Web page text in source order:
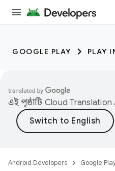
GOOGLE PLAY PLAY
এই পৃষ্ঠাটি Cloud Translation
Android Developers Google